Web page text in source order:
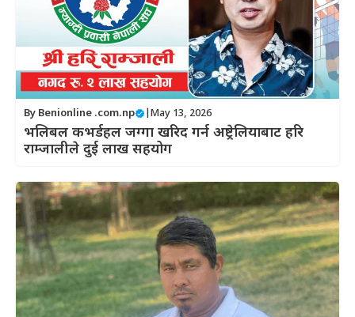
By Benionline .com.np May 13, 2026
भलिबल कभर्डहल जग्गा खरिद गर्न अष्ट्रेलियाबाट हरि
राम्जालीले दुई लाख सहयोग